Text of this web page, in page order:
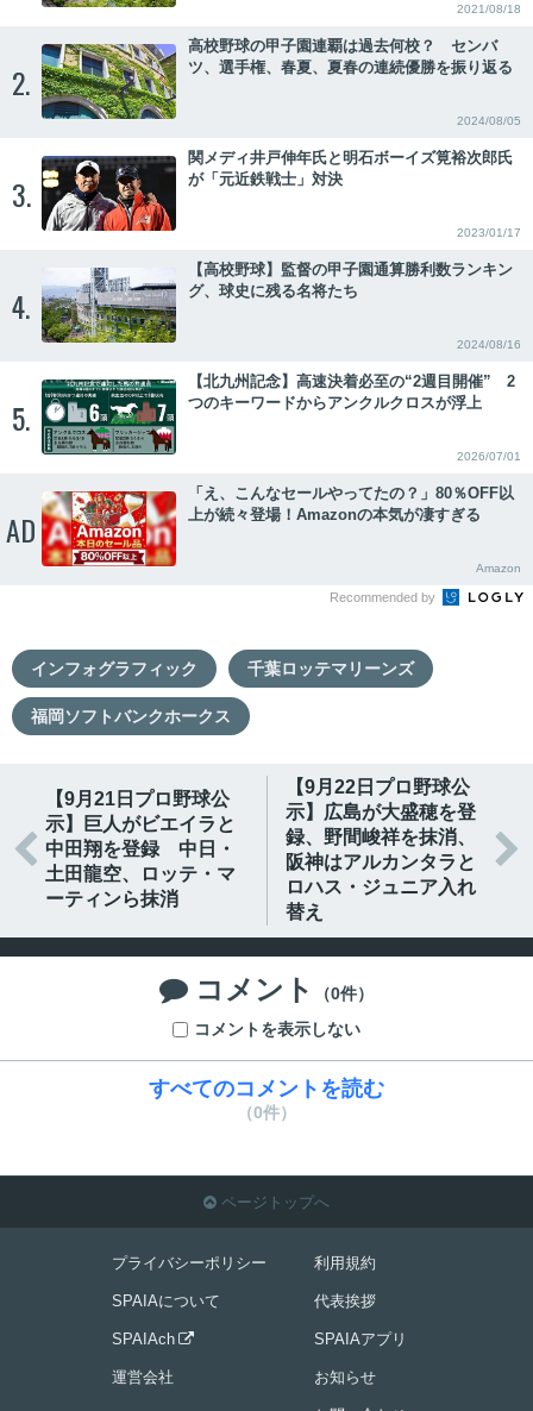
2021/08/18
2.
高校野球の甲子園連覇は過去何校？ センバ
ツ、選手権、春夏、夏春の連続優勝を振り返る
2024/08/05
3.
関メディ井戸伸年氏と明石ボーイズ筧裕次郎氏
が「元近鉄戦士」対決
2023/01/17
4.
【高校野球】監督の甲子園通算勝利数ランキン
グ、球史に残る名将たち
2024/08/16
5.
【北九州記念】高速決着必至の“2週目開催” 2
つのキーワードからアンクルクロスが浮上
2026/07/01
AD
「え、こんなセールやってたの？」80％OFF以
上が続々登場！Amazonの本気が凄すぎる
Amazon
Recommended by
インフォグラフィック 千葉ロッテマリーンズ
福岡ソフトバンクホークス

【9月21日プロ野球公
示】巨人がビエイラと
中田翔を登録 中日・
土田龍空、ロッテ・マ
ーティンら抹消
【9月22日プロ野球公
示】広島が大盛穂を登
録、野間峻祥を抹消、
阪神はアルカンタラと
ロハス・ジュニア入れ
替え

 コメント
（0件）
コメントを表示しない
すべてのコメントを読む
（0件）
 ページトップへ
プライバシーポリシー
SPAIAについて
SPAIAch 
運営会社
利用規約
代表挨拶
SPAIAアプリ
お知らせ